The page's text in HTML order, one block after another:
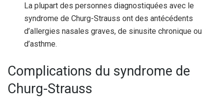
La plupart des personnes diagnostiquées avec le
syndrome de Churg-Strauss ont des antécédents
d’allergies nasales graves, de sinusite chronique ou
d’asthme.
Complications du syndrome de
Churg-Strauss